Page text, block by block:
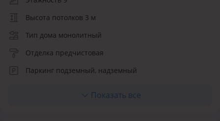
Высота потолков 3 м
Тип дома монолитный
Отделка предчистовая
Паркинг подземный, надземный
Показать все